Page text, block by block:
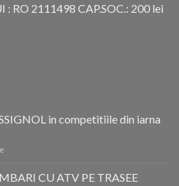
RO 2111498 CAP.SOC.: 200 lei
in competitiile din iarna
ROSSIGNOLCU ATV PE TRASEE